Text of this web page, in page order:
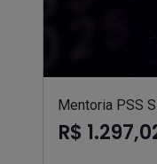
Mentoria PSS
R$